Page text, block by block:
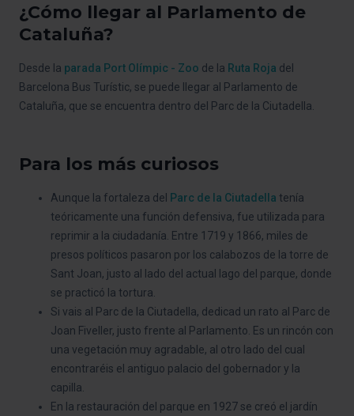
¿Cómo llegar al Parlamento de
Cataluña?
Desde la parada Port Olímpic - Zoo de la Ruta Roja del
Barcelona Bus Turístic, se puede llegar al Parlamento de
Cataluña, que se encuentra dentro del Parc de la Ciutadella.
Para los más curiosos
Aunque la fortaleza del Parc de la Ciutadella tenía
teóricamente una función defensiva, fue utilizada para
reprimir a la ciudadanía. Entre 1719 y 1866, miles de
presos políticos pasaron por los calabozos de la torre de
Sant Joan, justo al lado del actual lago del parque, donde
se practicó la tortura.
Si vais al Parc de la Ciutadella, dedicad un rato al Parc de
Joan Fiveller, justo frente al Parlamento. Es un rincón con
una vegetación muy agradable, al otro lado del cual
encontraréis el antiguo palacio del gobernador y la
capilla.
En la restauración del parque en 1927 se creó el jardín